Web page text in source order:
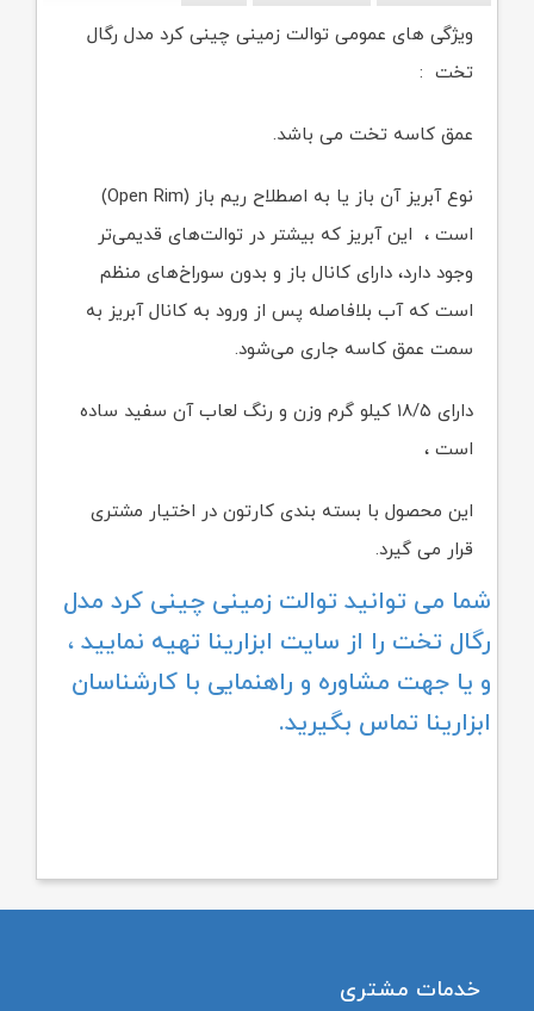
ویژگی های عمومی توالت زمینی چینی کرد مدل رگال
تخت :
عمق کاسه تخت می باشد.
نوع آبریز آن باز یا به اصطلاح ریم باز (Open Rim)
است ، این آبریز که بیشتر در توالت‌های قدیمی‌تر
وجود دارد، دارای کانال باز و بدون سوراخ‌های منظم
است که آب بلافاصله پس از ورود به کانال آبریز به
سمت عمق کاسه جاری می‌شود.
دارای ۱۸/۵ کیلو گرم وزن و رنگ لعاب آن سفید ساده
است ،
این محصول با بسته بندی کارتون در اختیار مشتری
قرار می گیرد.
شما می توانید توالت زمینی چینی کرد مدل
رگال تخت را از سایت ابزارینا تهیه نمایید ،
و یا جهت مشاوره و راهنمایی با کارشناسان
ابزارینا تماس بگیرید.
خدمات مشتری